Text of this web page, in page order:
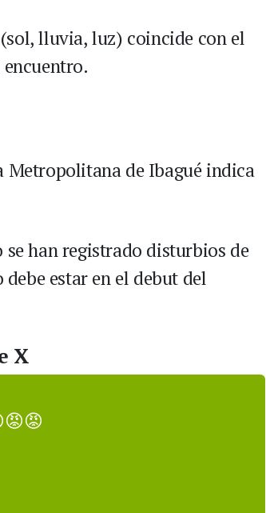
lluvia, luz) coincide con el
de Ibagué indica
se han registrado disturbios de
estar en el debut del
X